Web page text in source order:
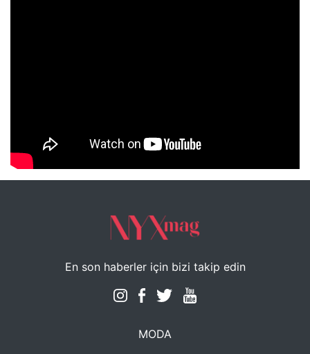
NYXmag 2. Yaş Kutlama Etkinliği
En son haberler için bizi takip edin
MODA